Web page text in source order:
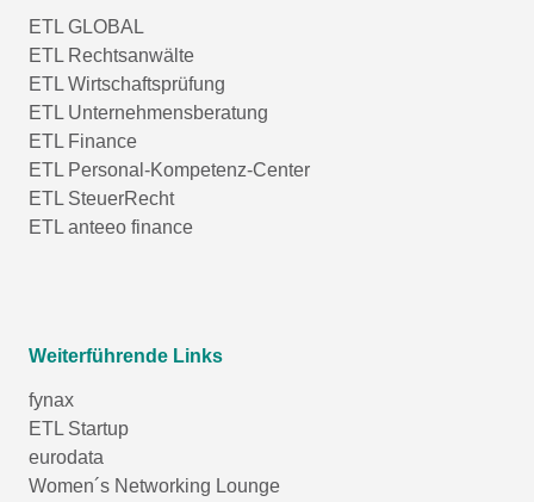
ETL GLOBAL
ETL Rechtsanwälte
ETL Wirtschaftsprüfung
ETL Unternehmensberatung
ETL Finance
ETL Personal-Kompetenz-Center
ETL SteuerRecht
ETL anteeo finance
Weiterführende Links
fynax
ETL Startup
eurodata
Women´s Networking Lounge